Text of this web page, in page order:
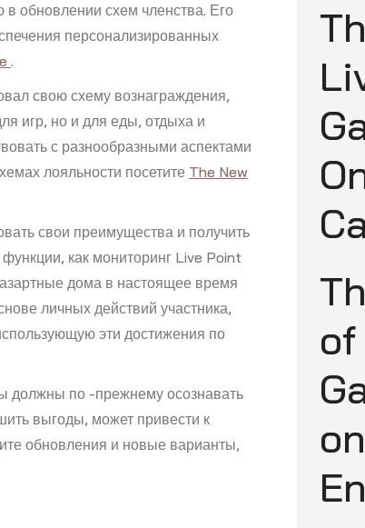
обновлении схем членства. Его
персонализированных
.
свою схему вознаграждения,
игр, но и для еды, отдыха и
с разнообразными аспектами
лояльности посетите The New
свои преимущества и получить
как мониторинг Live Point
дома в настоящее время
личных действий участника,
эти достижения по
должны по -прежнему осознавать
выгоды, может привести к
обновления и новые варианты,
of